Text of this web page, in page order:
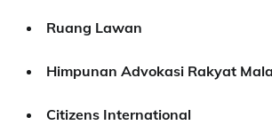
Ruang Lawan
Himpunan Advokasi Rakyat
Citizens International